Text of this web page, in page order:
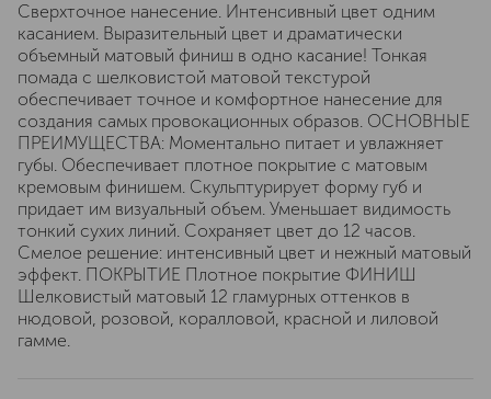
Сверхточное нанесение. Интенсивный цвет одним
касанием. Выразительный цвет и драматически
объемный матовый финиш в одно касание! Тонкая
помада с шелковистой матовой текстурой
обеспечивает точное и комфортное нанесение для
создания самых провокационных образов. ОСНОВНЫЕ
ПРЕИМУЩЕСТВА: Моментально питает и увлажняет
губы. Обеспечивает плотное покрытие с матовым
кремовым финишем. Скульптурирует форму губ и
придает им визуальный объем. Уменьшает видимость
тонкий сухих линий. Сохраняет цвет до 12 часов.
Смелое решение: интенсивный цвет и нежный матовый
эффект. ПОКРЫТИЕ Плотное покрытие ФИНИШ
Шелковистый матовый 12 гламурных оттенков в
нюдовой, розовой, коралловой, красной и лиловой
гамме.